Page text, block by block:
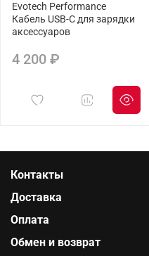
Evotech Performance
Кабель USB-C для зарядки
аксессуаров
4 200 ₽
Контакты
Доставка
Оплата
Обмен и возврат